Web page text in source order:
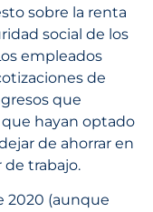
sobre la renta
social de los
empleados
de
que
hayan optado
de ahorrar en
trabajo.
2020 (aunque